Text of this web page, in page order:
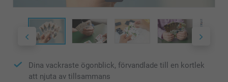
Dina vackraste ögonblick, förvandlade till en kortlek
att njuta av tillsammans